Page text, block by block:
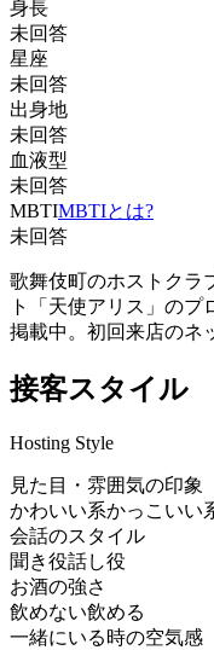
身長
未回答
星座
未回答
出身地
未回答
血液型
未回答
MBTIMBTIとは?
未回答
歌舞伎町のホストクラ
ト「天使アリス」の
掲載中。初回来店のネ
接客スタイル
Hosting Style
見た目・雰囲気の印象
かわいい系かっこいい
会話のスタイル
聞き役話し役
お酒の強さ
飲めない飲める
一緒にいる時の空気感